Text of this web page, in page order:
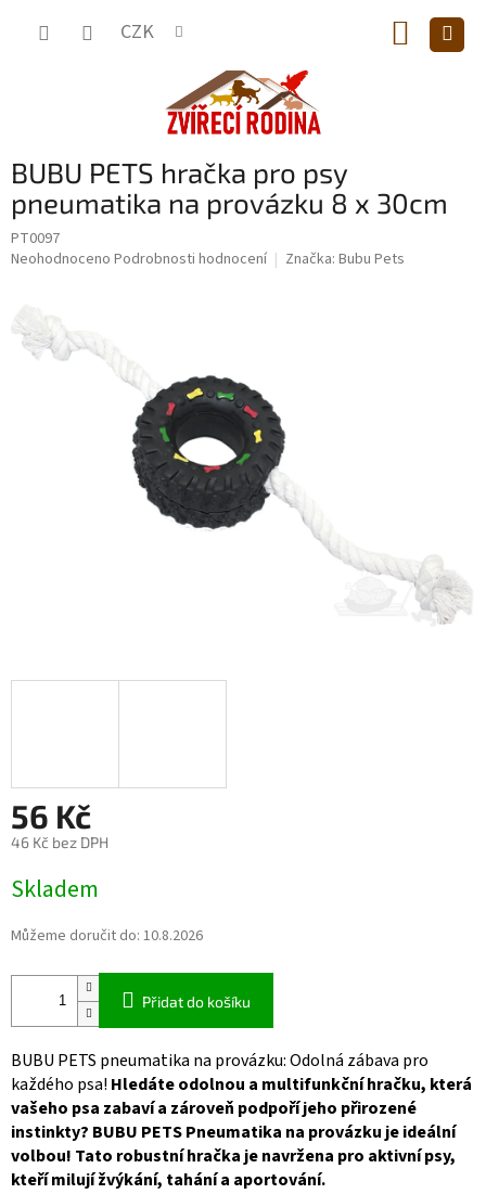
CZK
KOŠÍK
BUBU PETS hračka pro psy
pneumatika na provázku 8 x 30cm
PT0097
Průměrné
je
0,0
Neohodnoceno Podrobnosti hodnocení Značka: Bubu Pets
56 Kč
46 Kč bez DPH
cena:
Skladem
Můžeme doručit do: 10.8.2026
Přidat do košíku
BUBU PETS pneumatika na provázku: Odolná zábava pro
každého psa! Hledáte odolnou a multifunkční hračku, která
vašeho psa zabaví a zároveň podpoří jeho přirozené
instinkty? BUBU PETS Pneumatika na provázku je ideální
volbou! Tato robustní hračka je navržena pro aktivní psy,
kteří milují žvýkání, tahání a aportování.